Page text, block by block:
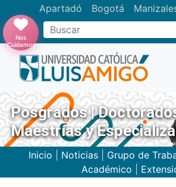
Apartadó Bogotá
Buscar
Nos
Cuidamos
Posgrados |
Maestrías y
Inicio Noticias Grupo de
Académico